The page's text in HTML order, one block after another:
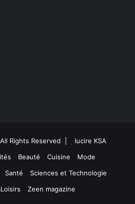
Rights Reserved |
lucire KSA
Beauté Cuisine
Mode
Santé
Sciences et Technologie
Zeen magazine